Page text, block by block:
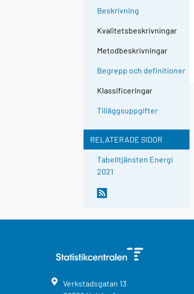
Beskrivning
Kvalitetsbeskrivningar
Metodbeskrivningar
Begrepp och definitioner
Klassificeringar
Tilläggsuppgifter
RELATERADE SIDOR
Tabelltjänsten Energi
2021
Verkstadsgatan 13